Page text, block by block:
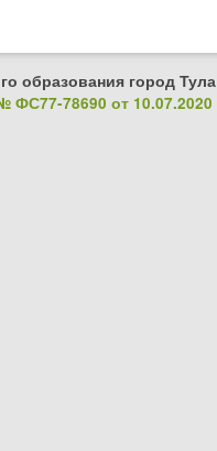
образования город Тула
ФС77-78690 от 10.07.2020